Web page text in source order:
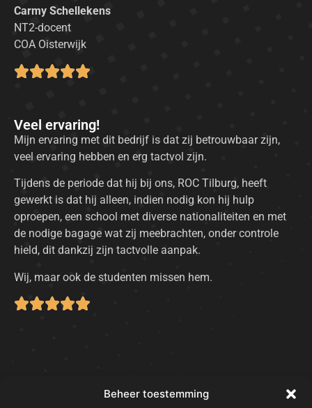
Beheer toestemming
Carmy Schellekens
NT2-docent
COA Oisterwijk
Veel ervaring!
Mijn ervaring met dit bedrijf is dat zij betrouwbaar zijn,
veel ervaring hebben en erg tactvol zijn.
Tijdens de periode dat hij bij ons, ROC Tilburg, heeft
gewerkt is dat hij alleen, indien nodig kon hij hulp
oproepen, een school met diverse nationaliteiten en met
de nodige bagage wat zij meebrachten, onder controle
hield, dit dankzij zijn tactvolle aanpak.
Wij, maar ook de studenten missen hem.